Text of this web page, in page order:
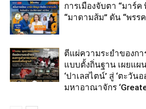
การเมืองจับตา “มาร์ค
“มาดามส้ม” ดัน “พรร
ตีแผ่ความระยำของก
แบบตั้งถิ่นฐาน เผยแผ
‘ปาเลสไตน์’ สู่ ‘ตะวัน
มหาอาณาจักร